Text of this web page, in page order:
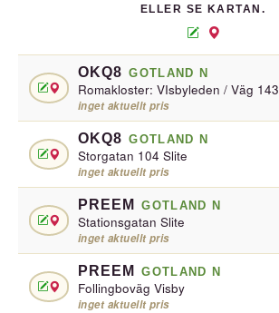
ELLER SE KARTAN.
OKQ8 GOTLAND N
Romakloster: VIsbyleden / Väg 143
inget aktuellt pris
OKQ8 GOTLAND N
Storgatan 104 Slite
inget aktuellt pris
PREEM GOTLAND N
Stationsgatan Slite
inget aktuellt pris
PREEM GOTLAND N
Follingboväg Visby
inget aktuellt pris